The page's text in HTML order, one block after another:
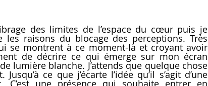
des limites de l’espace du cœur puis je
raisons du blocage des perceptions. Très
se montrent à ce moment-là et croyant avoir
de décrire ce qui émerge sur mon écran
lumière blanche. J’attends que quelque chose
ce que j’écarte l’idée qu’il s’agit d’une